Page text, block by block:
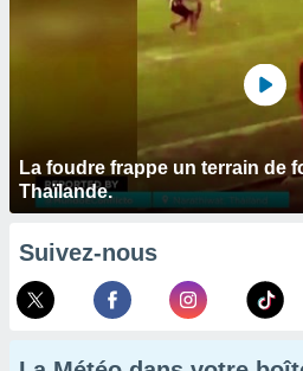
La foudre frappe un terrain de
Thaïlande.
Suivez-nous